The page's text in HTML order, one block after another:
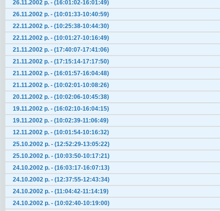
26.11.2002 р. - (16:01:02-16:01:49)
26.11.2002 р. - (10:01:33-10:40:59)
22.11.2002 р. - (10:25:38-10:44:30)
22.11.2002 р. - (10:01:27-10:16:49)
21.11.2002 р. - (17:40:07-17:41:06)
21.11.2002 р. - (17:15:14-17:17:50)
21.11.2002 р. - (16:01:57-16:04:48)
21.11.2002 р. - (10:02:01-10:08:26)
20.11.2002 р. - (10:02:06-10:45:38)
19.11.2002 р. - (16:02:10-16:04:15)
19.11.2002 р. - (10:02:39-11:06:49)
12.11.2002 р. - (10:01:54-10:16:32)
25.10.2002 р. - (12:52:29-13:05:22)
25.10.2002 р. - (10:03:50-10:17:21)
24.10.2002 р. - (16:03:17-16:07:13)
24.10.2002 р. - (12:37:55-12:43:34)
24.10.2002 р. - (11:04:42-11:14:19)
24.10.2002 р. - (10:02:40-10:19:00)